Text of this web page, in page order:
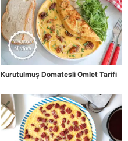
Kurutulmuş Domatesli Omlet Tarifi